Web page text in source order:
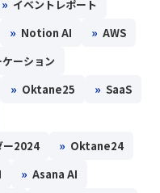
» イベントレポート
» Notion AI » AWS
ーション
» Oktane25 » SaaS
ー2024 » Oktane24
» Asana AI